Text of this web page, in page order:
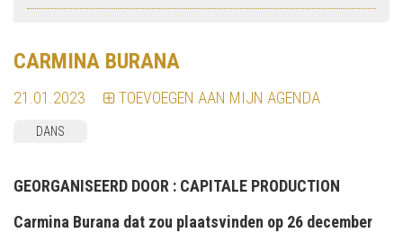
CARMINA BURANA
21.01.2023 TOEVOEGEN AAN MIJN AGENDA
DANS
GEORGANISEERD DOOR : CAPITALE PRODUCTION
Carmina Burana dat zou plaatsvinden op 26 december